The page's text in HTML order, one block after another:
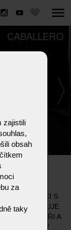
CABALLERO
V KOMBINACI S
PODTRHUJE
POLŠTÁŘI A
PRVKY
zajistili
obsah
za
taky